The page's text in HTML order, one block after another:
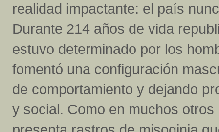
realidad impactante: el país
Durante 214 años de vida
estuvo determinado por los
fomentó una configuración
de comportamiento y dejando
y social. Como en muchos